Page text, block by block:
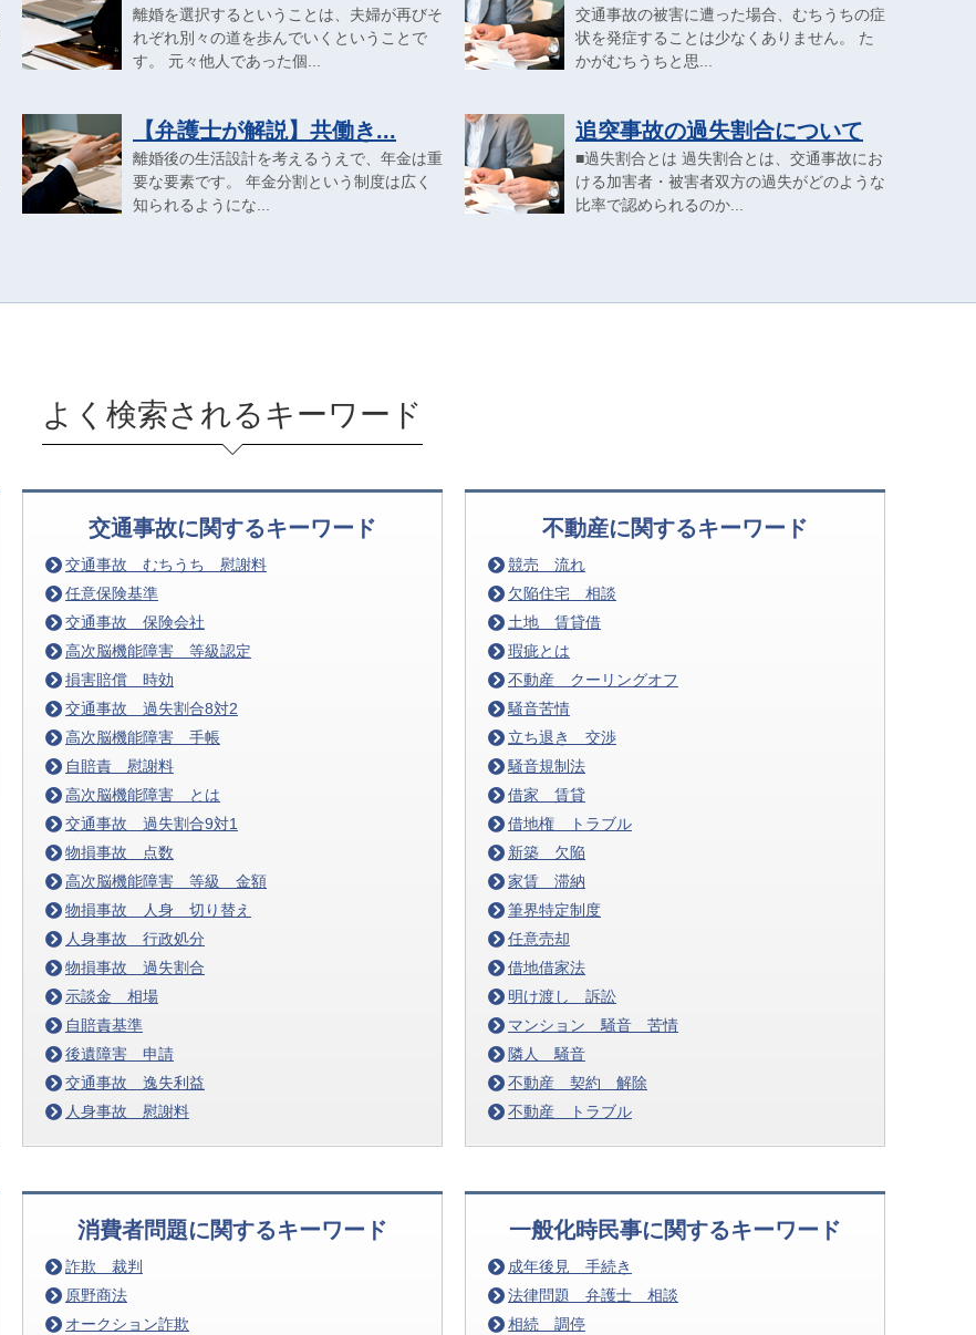
離婚を選択するということは、夫婦が再びそ
れぞれ別々の道を歩んでいくということで
す。 元々他人であった個...
交通事故の被害に遭った場合、むちうちの症
状を発症することは少なくありません。 た
かがむちうちと思...
【弁護士が解説】共働き...
離婚後の生活設計を考えるうえで、年金は重
要な要素です。 年金分割という制度は広く
知られるようにな...
追突事故の過失割合について
■過失割合とは 過失割合とは、交通事故にお
ける加害者・被害者双方の過失がどのような
比率で認められるのか...
よく検索されるキーワード
交通事故に関するキーワード
交通事故 むちうち 慰謝料
任意保険基準
交通事故 保険会社
高次脳機能障害 等級認定
損害賠償 時効
交通事故 過失割合8対2
高次脳機能障害 手帳
自賠責 慰謝料
高次脳機能障害 とは
交通事故 過失割合9対1
物損事故 点数
高次脳機能障害 等級 金額
物損事故 人身 切り替え
人身事故 行政処分
物損事故 過失割合
示談金 相場
自賠責基準
後遺障害 申請
交通事故 逸失利益
人身事故 慰謝料
不動産に関するキーワード
競売 流れ
欠陥住宅 相談
土地 賃貸借
瑕疵とは
不動産 クーリングオフ
騒音苦情
立ち退き 交渉
騒音規制法
借家 賃貸
借地権 トラブル
新築 欠陥
家賃 滞納
筆界特定制度
任意売却
借地借家法
明け渡し 訴訟
マンション 騒音 苦情
隣人 騒音
不動産 契約 解除
不動産 トラブル
消費者問題に関するキーワード
詐欺 裁判
原野商法
オークション詐欺
一般化時民事に関するキーワード
成年後見 手続き
法律問題 弁護士 相談
相続 調停